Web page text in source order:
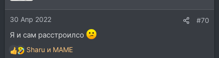
30 Апр 2022 #70
Я и сам расстроилсо
Р
Sharu и MAME